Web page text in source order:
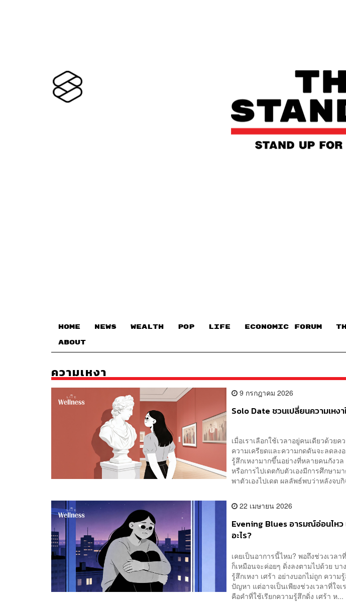
HOME NEWS WEALTH POP LIFE ECONOMIC FORUM
ABOUT
ความเหงา
9 กรกฎาคม 2026
Solo Date ชวนเปลี่ยนความเหง
เมื่อเราเลือกใช้เวลาอยู่คนเดียวด้วย
ความเครียดและความกดดันจะลดลง
รู้สึกเหงามากขึ้นอย่างที่หลายคนกังว
หรือการไปเดตกับตัวเองมีการศึกษา
พาตัวเองไปเดต ผลลัพธ์พบว่าหลังจบ
22 เมษายน 2026
Evening Blues อารมณ์อ่อนไหว
อะไร?
เคยเป็นอาการนี้ไหม? พอถึงช่วงเวล
ก็เหมือนจะค่อยๆ ดิ่งลงตามไปด้วย บ
รู้สึกเหงา เศร้า อย่างบอกไม่ถูก ควา
ปัญหา แต่อาจเป็นเพียงช่วงเวลาที่ใจ
คือคำที่ใช้เรียกความรู้สึกดิ่ง เศร้า ห...